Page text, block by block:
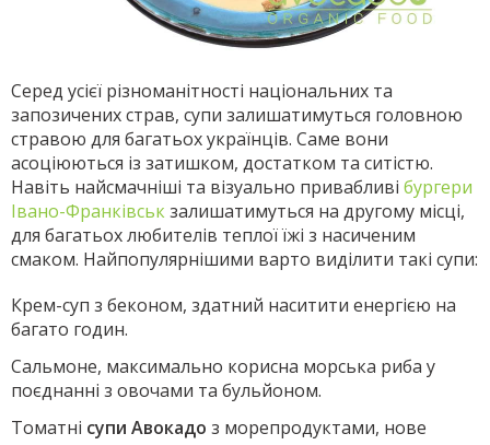
Серед усієї різноманітності національних та
запозичених страв, супи залишатимуться головною
стравою для багатьох українців. Саме вони
асоціюються із затишком, достатком та ситістю.
Навіть найсмачніші та візуально привабливі бургери
Івано-Франківськзалишатимуться на другому місці,
для багатьох любителів теплої їжі з насиченим
смаком. Найпопулярнішими варто виділити такі супи:
Крем-суп з беконом, здатний наситити енергією на
багато годин.
Сальмоне, максимально корисна морська риба у
поєднанні з овочами та бульйоном.
Томатні супи Авокадо з морепродуктами, нове